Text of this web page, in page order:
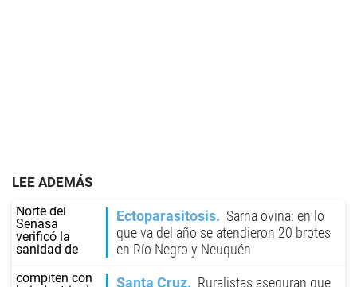
LEE ADEMÁS
Ectoparasitosis
Sarna ovina: en lo
que va del año se atendieron 20 brotes
en Río Negro y Neuquén
Santa Cruz
Ruralistas aseguran que